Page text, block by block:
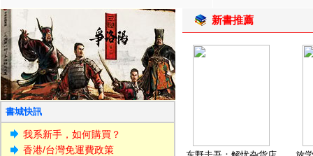
書城快訊
我系新手，如何購買？
香港/台灣免運費政策
新書推薦